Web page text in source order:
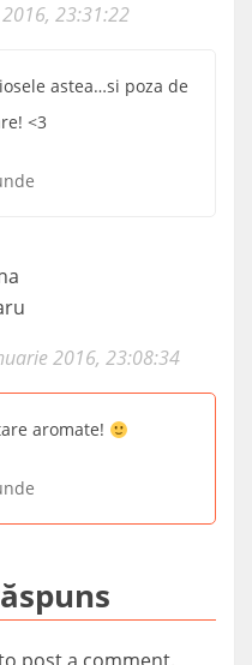
23:31:22
astea…si poza de
<3
2016, 23:08:34
aromate!